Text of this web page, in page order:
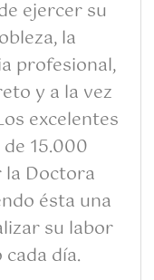
ejercer su
la
profesional,
y a la vez
excelentes
15.000
Doctora
ésta una
su labor
día.